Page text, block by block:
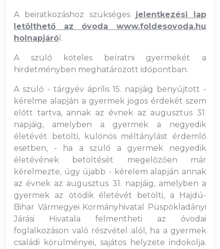
A beiratkozáshoz szükséges jelentkezési lap
letölthető az óvoda www.foldesovoda.hu
holnapjáró l.
A szülő köteles beíratni gyermekét a
hirdetményben meghatározott időpontban.
A szülő - tárgyév április 15. napjáig benyújtott -
kérelme alapján a gyermek jogos érdekét szem
előtt tartva, annak az évnek az augusztus 31.
napjáig, amelyben a gyermek a negyedik
életévét betölti, különös méltánylást érdemlő
esetben, - ha a szülő a gyermek negyedik
életévének betöltését megelőzően már
kérelmezte, úgy újabb - kérelem alapján annak
az évnek az augusztus 31. napjáig, amelyben a
gyermek az ötödik életévét betölti, a Hajdú-
Bihar Vármegyei Kormányhivatal Püspökladányi
Járási Hivatala felmentheti az óvodai
foglalkozáson való részvétel alól, ha a gyermek
családi körülményei, sajátos helyzete indokolja.